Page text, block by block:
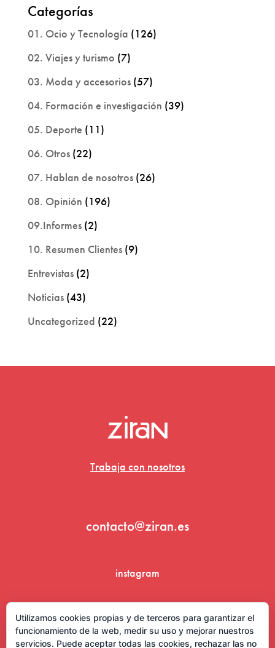
Categorías
01. Ocio y Tecnología (126)
02. Viajes y turismo (7)
03. Moda y accesorios(57)
04. Formación e investigación (39)
05. Deporte (11)
06. Otros(22)
07. Hablan de nosotros(26)
08. Opinión (196)
09.Informes(2)
10. Resumen Clientes(9)
Entrevistas(2)
Noticias(43)
Uncategorized (22)
Trabaja con nosotros
contacto@ziran.es
instagram
Utilizamos cookies propias y de terceros para garantizar el
funcionamiento de la web, medir su uso y mejorar nuestros
servicios. Puede aceptar todas las cookies, rechazar las no